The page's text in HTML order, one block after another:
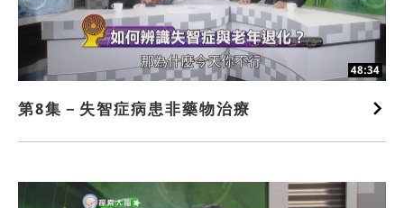
48:34
第8集－失智症病患非藥物治療